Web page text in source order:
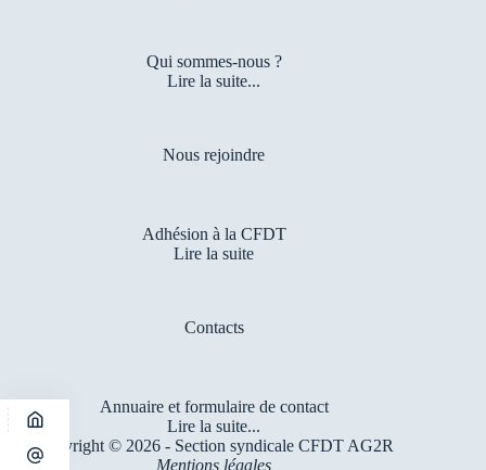
Qui sommes-nous ?
Lire la suite...
Nous rejoindre
Adhésion à la CFDT
Lire la suite
Contacts
Annuaire et formulaire de contact
Lire la suite...
Copyright © 2026 - Section syndicale CFDT AG2R
Mentions légales